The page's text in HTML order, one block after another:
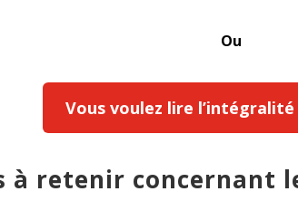
Ou
Vous voulez lire l’intégralité
à retenir concernant